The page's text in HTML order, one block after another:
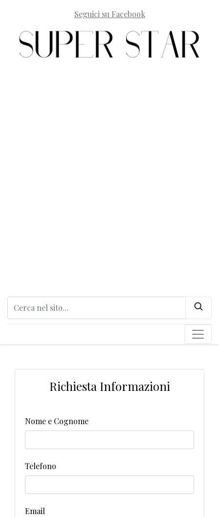
Seguici su Facebook
Richiesta Informazioni
Nome e Cognome
Telefono
Email